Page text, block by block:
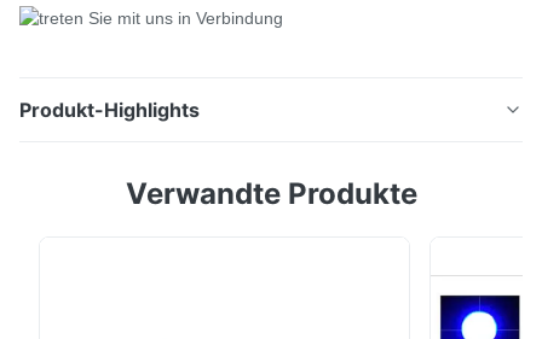
Leuchtkasten der
Spektrofotometer
Ci64UV; MINOLTA
X-Ritus Ci60;
MINOLTA CM-2300d
Produkt-Highlights
zum xrite des genauen CMYK CIE Lab
YD5010 mit 45/0 (45 ringförmige Beleuchtung, 0-
Verwandte Produkte